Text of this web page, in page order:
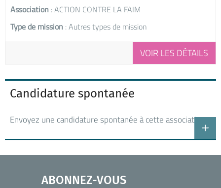
Association : ACTION CONTRE LA FAIM
Type de mission : Autres types de mission
VOIR LES DÉTAILS
Candidature spontanée
Envoyez une candidature spontanée à cette association
ABONNEZ-VOUS